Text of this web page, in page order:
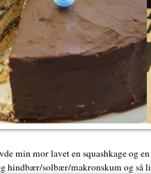
min mor lavet en squashkage og
hindbær/solbær/makronskum og så